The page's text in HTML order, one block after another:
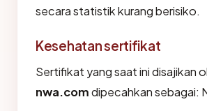
secara statistik kurang berisiko.
Kesehatan sertifikat
Sertifikat yang saat ini disajikan
nwa.comdipecahkan sebagai: